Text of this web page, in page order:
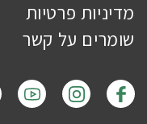
מדיניות פרטיות
שומרים על קשר